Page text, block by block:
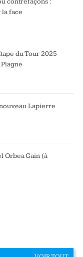
face
du Tour 2025
Lapierre
Orbea Gain (à